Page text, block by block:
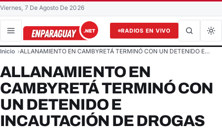
Viernes, 7 De Agosto De 2026
RADIOS EN VIVO
Buscar en el sitio
Inicio ALLANAMIENTO EN CAMBYRETÁ TERMINÓ CON UN DETENIDO E…
ALLANAMIENTO EN
CAMBYRETÁ TERMINÓ CON
UN DETENIDO E
INCAUTACIÓN DE DROGAS